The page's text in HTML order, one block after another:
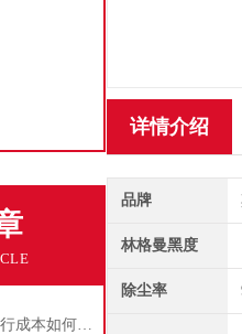
脉冲反吹除尘机的运行成本如何控制和优化？
详情介绍
品牌
林格曼黑度
除尘率